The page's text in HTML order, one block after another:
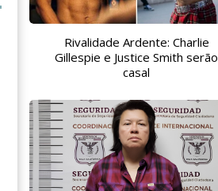
Rivalidade Ardente: Charlie
Gillespie e Justice Smith serão
casal